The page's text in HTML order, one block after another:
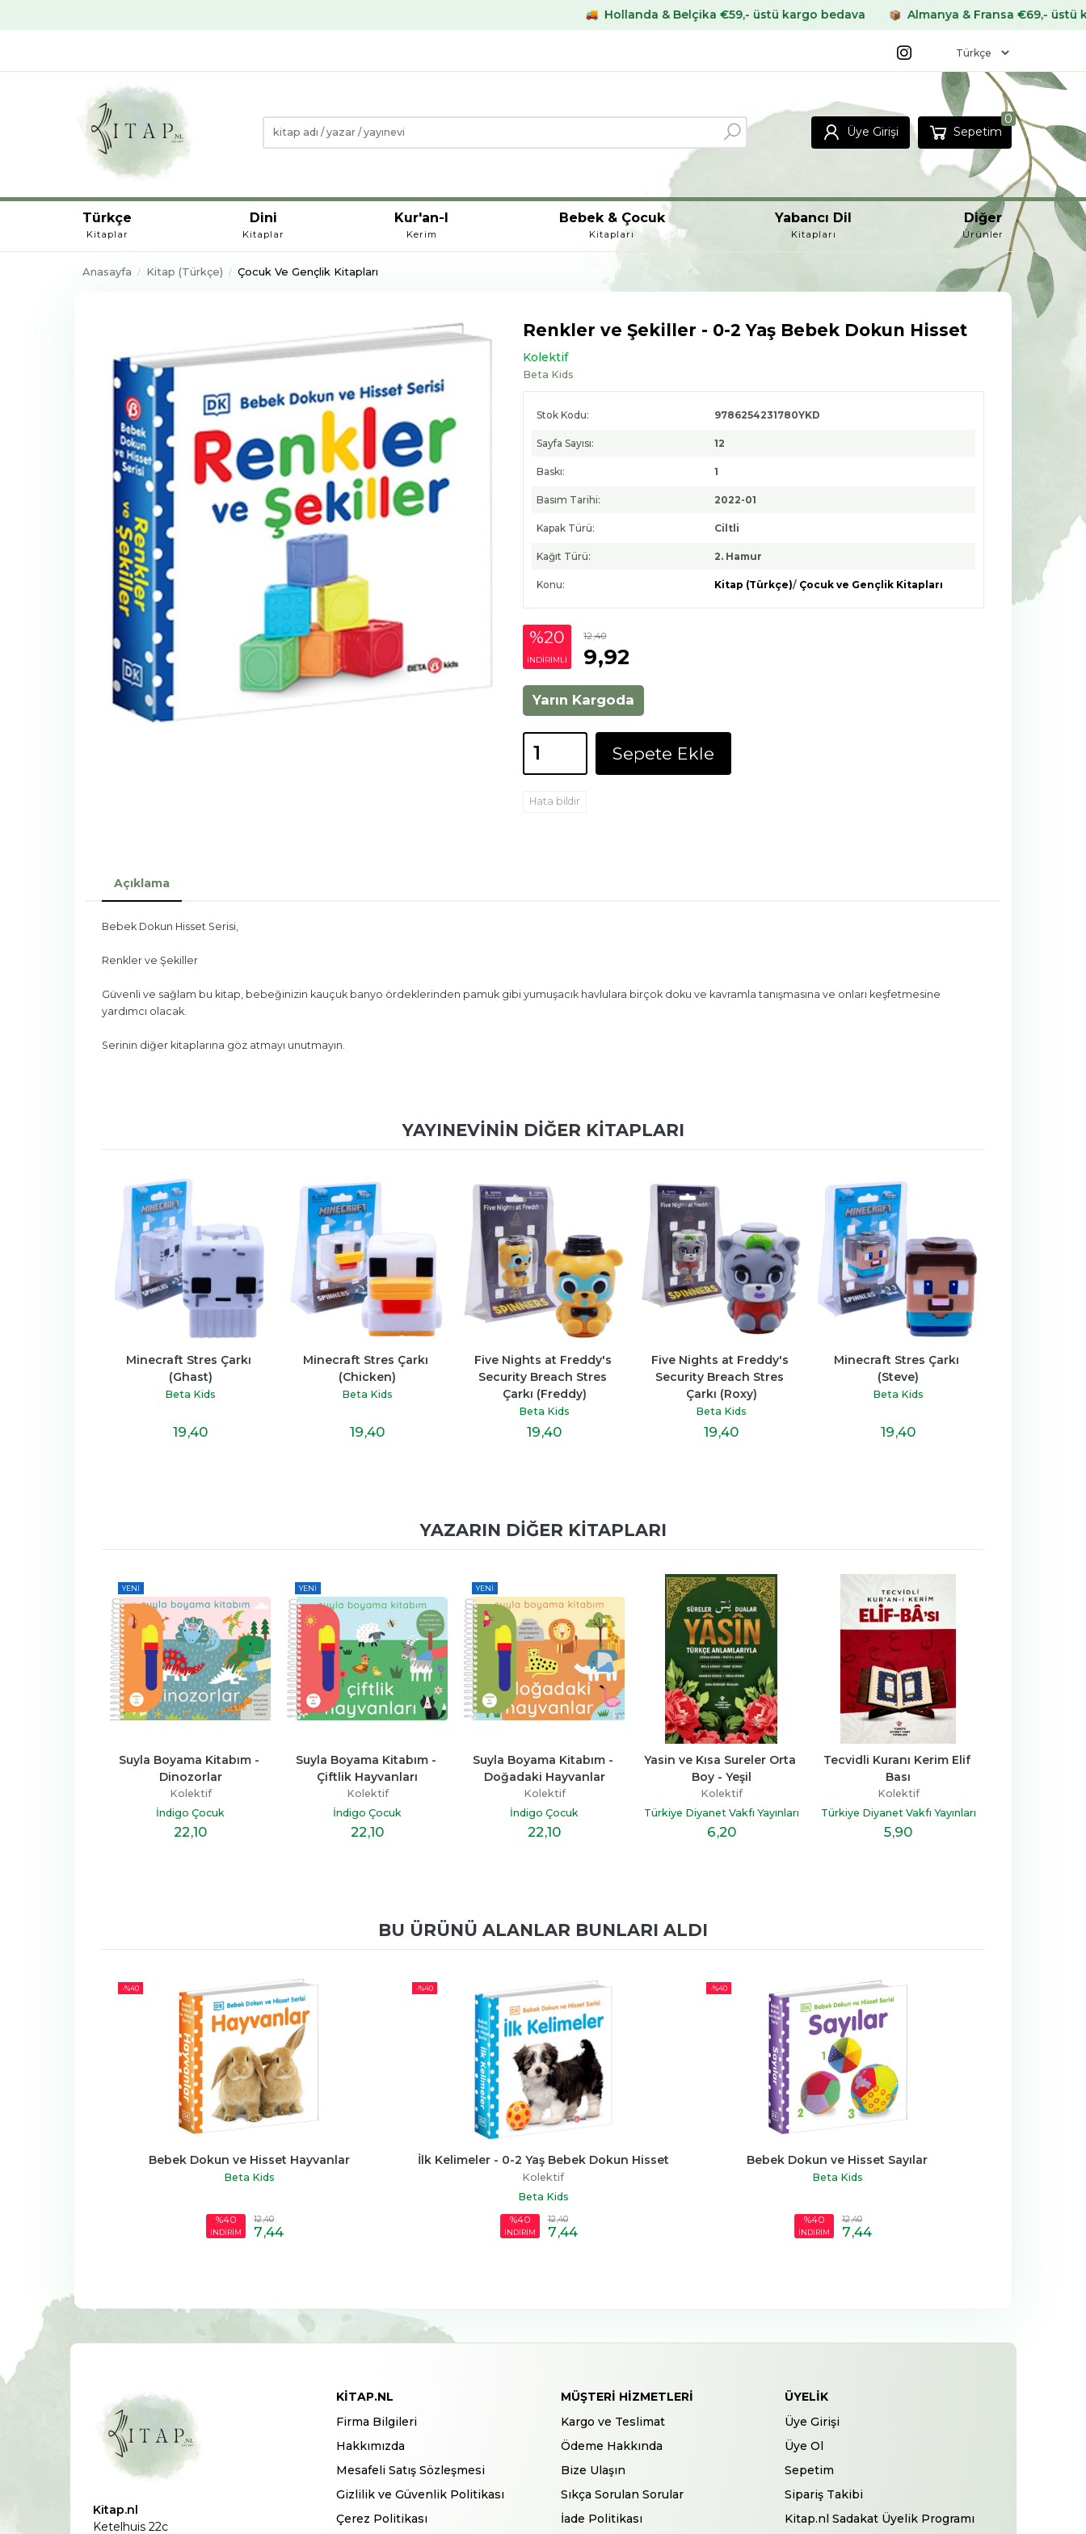
Hollanda & Belçika €59,- üstü kargo bedava Almanya & Fransa €69,- üstü kargo bedava
Üye Girişi Sepetim
0
Türkçe
Kitaplar
Dini
Kitaplar
Kur'an-I
Kerim
Bebek & Çocuk
Kitapları
Yabancı Dil
Kitapları
Diğer
Ürünler
Anasayfa Kitap (Türkçe) Çocuk Ve Gençlik Kitapları
Renkler ve Şekiller - 0-2 Yaş Bebek Dokun Hisset
Kolektif
Beta Kids
Stok Kodu: 9786254231780YKD
Sayfa Sayısı: 12
Baskı: 1
Basım Tarihi: 2022-01
Kapak Türü: Ciltli
Kağıt Türü: 2. Hamur
Konu: Kitap (Türkçe)/ Çocuk ve Gençlik Kitapları
%20
INDIRIMLI
12,40
9,92
Yarın Kargoda
Sepete Ekle
Hata bildir
Açıklama
Bebek Dokun Hisset Serisi,
Renkler ve Şekiller
Güvenli ve sağlam bu kitap, bebeğinizin kauçuk banyo ördeklerinden pamuk gibi yumuşacık havlulara birçok doku ve kavramla tanışmasına ve onları keşfetmesine
yardımcı olacak.
Serinin diğer kitaplarına göz atmayı unutmayın.
YAYINEVININ DIĞER KITAPLARI
Minecraft Stres Çarkı
(Chicken)
Beta Kids
19,40
Five Nights at Freddy's
Security Breach Stres
Çarkı (Freddy)
19,40
Five Nights at Freddy's
Security Breach Stres
Çarkı (Roxy)
Beta Kids
19,40
Minecraft Stres Çarkı
(Steve)
Beta Kids
19,40
Five Nights at Freddy's
Security Breach Stres
Çarkı (Chica)
19,40
YAZARIN DIĞER KITAPLARI
YENI
Suyla Boyama Kitabım -
Çiftlik Hayvanları
Kolektif
İndigo Çocuk
22,10
YENI
Suyla Boyama Kitabım -
Doğadaki Hayvanlar
Kolektif
İndigo Çocuk
22,10
Yasin ve Kısa Sureler Orta
Boy - Yeşil
Kolektif
Türkiye Diyanet Vakfı Yayınları
6,20
Tecvidli Kuranı Kerim Elif
Bası
Kolektif
Türkiye Diyanet Vakfı Yayınları
5 ,90
Yasin ve Kısa Sureler Kabe
Desenli (Orta Boy)
Kolektif
Türkiye Diyanet Vakfı Yayınları
6,20
BU ÜRÜNÜ ALANLAR BUNLARI ALDI
-%40
Bebek Dokun ve Hisset Hayvanlar
Beta Kids
%40
İNDİRİM
12,40
7,44
-%40
İlk Kelimeler - 0-2 Yaş Bebek Dokun Hisset
Kolektif
Beta Kids
%40
İNDİRİM
12,40
7,44
-%40
Bebek Dokun ve Hisset Sayılar
Beta Kids
%40
İNDİRİM
12,40
7,44
Kitap.nl
Ketelhuis 22c
KITAP.NL
Firma Bilgileri
Hakkımızda
Mesafeli Satış Sözleşmesi
Gizlilik ve Güvenlik Politikası
Çerez Politikası
MÜŞTERI HIZMETLERI
Kargo ve Teslimat
Ödeme Hakkında
Bize Ulaşın
Sıkça Sorulan Sorular
İade Politikası
ÜYELIK
Üye Girişi
Üye Ol
Sepetim
Sipariş Takibi
Kitap.nl Sadakat Üyelik Programı